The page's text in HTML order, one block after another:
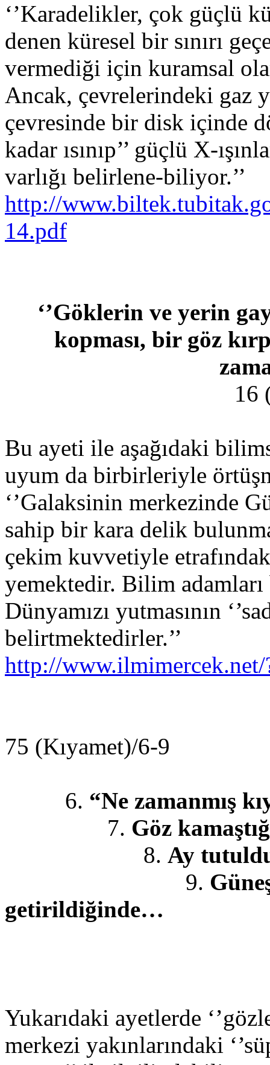
‘’Karadelikler, çok güçlü
denen küresel bir sınırı
vermediği için kuramsal
Ancak, çevrelerindeki gaz
çevresinde bir disk içinde
kadar ısınıp’’ güçlü X-
varlığı
http://
14.pdf
‘’Göklerin ve yerin
kopması, bir göz
16
Bu ayeti ile aşağıdaki
uyum da birbirleriyle
‘’Galaksinin merkezinde
sahip bir kara delik
çekim kuvvetiyle
yemektedir. Bilim
Dünyamızı yutmasının
belirtmektedirler.’’
http://
75 (Kıyamet)/6-9
6. “Ne zamanmış
7. Göz
8. Ay
9.
getirildiğinde…
Yukarıdaki ayetlerde
merkezi yakınlarındaki